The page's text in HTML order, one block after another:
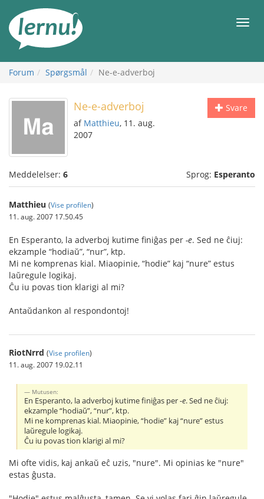
indholdet
Forum Spørgsmål Ne-e-adverboj
Svare
Ne-e-adverboj
af Matthieu, 11. aug.
2007
Meddelelser: 6 Sprog: Esperanto
Matthieu (Vise profilen)
11. aug. 2007 17.50.45
En Esperanto, la adverboj kutime finiĝas per -e. Sed ne ĉiuj:
ekzample “hodiaŭ”, “nur”, ktp.
Mi ne komprenas kial. Miaopinie, “hodie” kaj “nure” estus
laŭregule logikaj.
Ĉu iu povas tion klarigi al mi?
Antaŭdankon al respondontoj!
RiotNrrd (Vise profilen)
11. aug. 2007 19.02.11
Mutusen:
En Esperanto, la adverboj kutime finiĝas per-e. Sed ne ĉiuj:
ekzample “hodiaŭ”, “nur”, ktp.
Mi ne komprenas kial. Miaopinie, “hodie” kaj “nure” estus
laŭregule logikaj.
Ĉu iu povas tion klarigi al mi?
Mi ofte vidis, kaj ankaŭ eĉ uzis, "nure". Mi opinias ke "nure"
estas ĝusta.